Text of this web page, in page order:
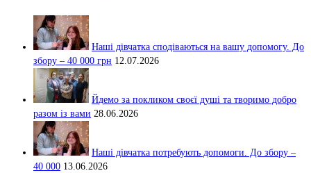
Наші дівчатка сподіваються на вашу допомогу. До
збору – 40 000 грн 12.07.2026
Йдемо за покликом своєї душі та творимо добро
разом із вами 28.06.2026
Наші дівчатка потребують допомоги. До збору –
40 000 13.06.2026